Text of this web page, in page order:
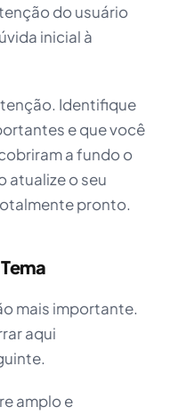
do usuário
inicial à
Identifique
e que você
a fundo o
atualize o seu
pronto.
mais importante.
aqui
amplo e